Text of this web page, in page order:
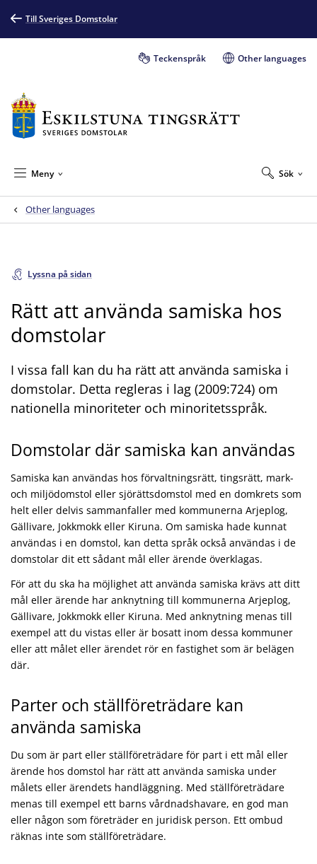
Till Sveriges Domstolar
Teckenspråk Other languages
Sök
Meny
Other languages
Lyssna på sidan
Rätt att använda samiska hos
domstolar
I vissa fall kan du ha rätt att använda samiska i
domstolar. Detta regleras i lag (2009:724) om
nationella minoriteter och minoritetsspråk.
Domstolar där samiska kan användas
Samiska kan användas hos förvaltningsrätt, tingsrätt, mark-
och miljödomstol eller sjörättsdomstol med en domkrets som
helt eller delvis sammanfaller med kommunerna Arjeplog,
Gällivare, Jokkmokk eller Kiruna. Om samiska hade kunnat
användas i en domstol, kan detta språk också användas i de
domstolar dit ett sådant mål eller ärende överklagas.
För att du ska ha möjlighet att använda samiska krävs att ditt
mål eller ärende har anknytning till kommunerna Arjeplog,
Gällivare, Jokkmokk eller Kiruna. Med anknytning menas till
exempel att du vistas eller är bosatt inom dessa kommuner
eller att målet eller ärendet rör en fastighet som är belägen
där.
Parter och ställföreträdare kan
använda samiska
Du som är part eller ställföreträdare för part i ett mål eller
ärende hos domstol har rätt att använda samiska under
målets eller ärendets handläggning. Med ställföreträdare
menas till exempel ett barns vårdnadshavare, en god man
eller någon som företräder en juridisk person. Ett ombud
räknas inte som ställföreträdare.